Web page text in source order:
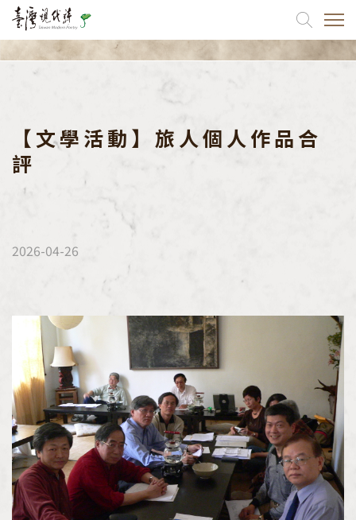
關於我們
文學活動
跨界交流
協會活動
加入會員
支持我們
徵稿訊息
【文學活動】旅人個人作品合
評
2026-04-26